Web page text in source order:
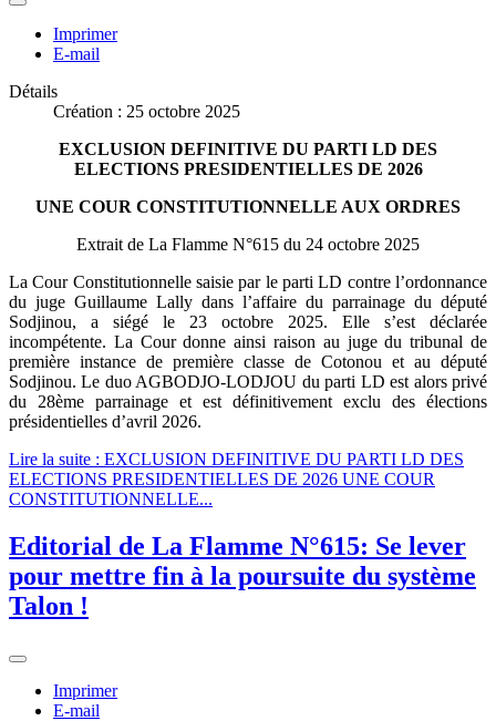
Imprimer
E-mail
Détails
Création : 25 octobre 2025
EXCLUSION DEFINITIVE DU PARTI LD DES
ELECTIONS PRESIDENTIELLES DE 2026
UNE COUR CONSTITUTIONNELLE AUX ORDRES
Extrait de La Flamme N°615 du 24 octobre 2025
La Cour Constitutionnelle saisie par le parti LD contre l’ordonnance
du juge Guillaume Lally dans l’affaire du parrainage du député
Sodjinou, a siégé le 23 octobre 2025. Elle s’est déclarée
incompétente. La Cour donne ainsi raison au juge du tribunal de
première instance de première classe de Cotonou et au député
Sodjinou. Le duo AGBODJO-LODJOU du parti LD est alors privé
du 28ème parrainage et est définitivement exclu des élections
présidentielles d’avril 2026.
Lire la suite : EXCLUSION DEFINITIVE DU PARTI LD DES
ELECTIONS PRESIDENTIELLES DE 2026 UNE COUR
CONSTITUTIONNELLE...
Editorial de La Flamme N°615: Se lever
pour mettre fin à la poursuite du système
Talon !
Imprimer
E-mail